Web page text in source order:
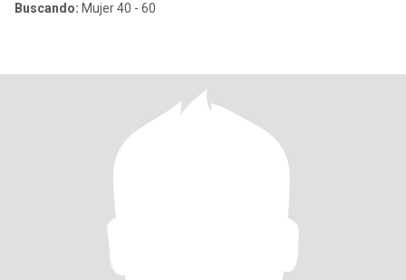
Buscando: Mujer 40 - 60